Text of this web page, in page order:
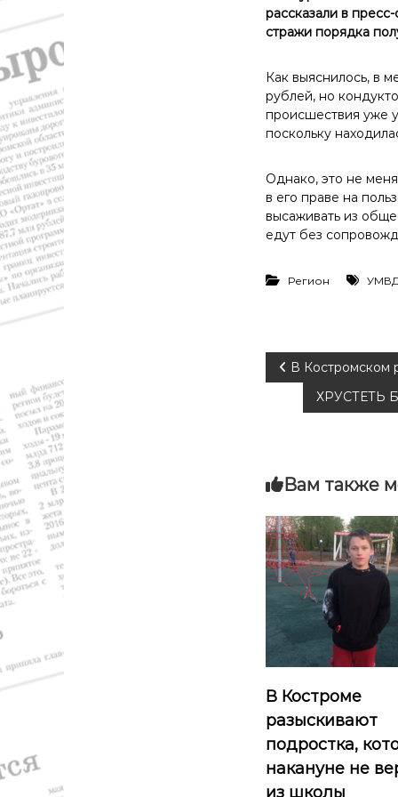
т
и
,
э
к
о
о
м
и
к
к
у
п
о
т
рассказали в
стражи порядка
Как выяснилось, в
рублей, но
происшествия уже
поскольку
Однако, это не
в его праве на
высаживать из
едут без
Регион УМВД
Н
и
г
а
ц
и
я
п
о
В Костромском
ХРУСТЕТЬ
Вам также
В Костроме
разыскивают
подростка,
накануне не
из школы